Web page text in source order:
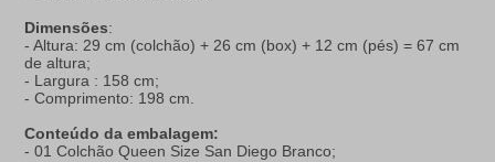
Dimensões:
- Altura: 29 cm (colchão) + 26 cm (box) + 12 cm (pés) = 67 cm
de altura;
- Largura : 158 cm;
- Comprimento: 198 cm.
Conteúdo da embalagem:
- 01 Colchão Queen Size San Diego Branco;